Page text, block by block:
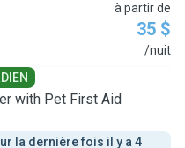
à partir de
35 $
/nuit
with Pet First Aid
la dernière fois il y a 4